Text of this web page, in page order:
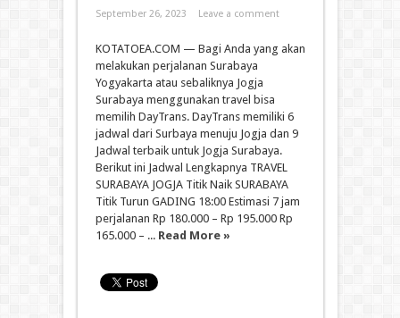
September 26, 2023 Leave a comment
KOTATOEA.COM — Bagi Anda yang akan
melakukan perjalanan Surabaya
Yogyakarta atau sebaliknya Jogja
Surabaya menggunakan travel bisa
memilih DayTrans. DayTrans memiliki 6
jadwal dari Surbaya menuju Jogja dan 9
Jadwal terbaik untuk Jogja Surabaya.
Berikut ini Jadwal Lengkapnya TRAVEL
SURABAYA JOGJA Titik Naik SURABAYA
Titik Turun GADING 18:00 Estimasi 7 jam
perjalanan Rp 180.000 – Rp 195.000 Rp
165.000 – ... Read More »